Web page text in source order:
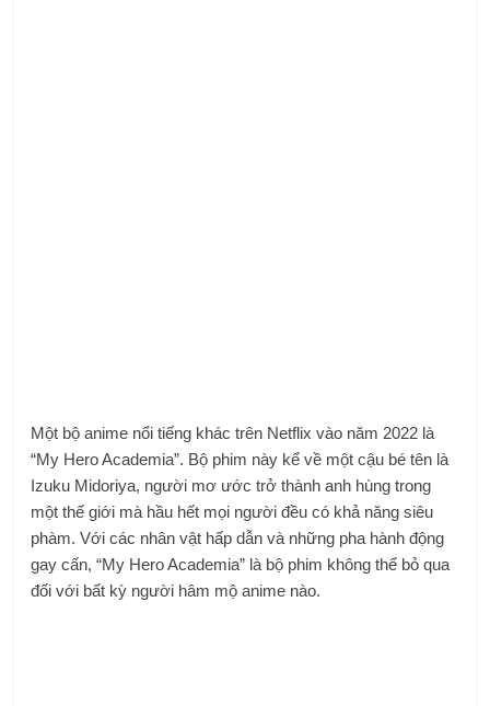
Một bộ anime nổi tiếng khác trên Netflix vào năm 2022 là
“My Hero Academia”. Bộ phim này kể về một cậu bé tên là
Izuku Midoriya, người mơ ước trở thành anh hùng trong
một thế giới mà hầu hết mọi người đều có khả năng siêu
phàm. Với các nhân vật hấp dẫn và những pha hành động
gay cấn, “My Hero Academia” là bộ phim không thể bỏ qua
đối với bất kỳ người hâm mộ anime nào.